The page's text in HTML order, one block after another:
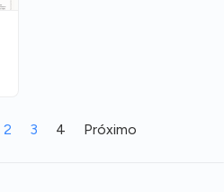
2 3 4 Próximo